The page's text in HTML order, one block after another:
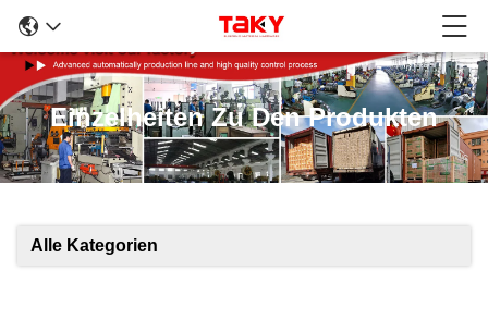
Einzelheiten Zu Den Produkten
Alle Kategorien